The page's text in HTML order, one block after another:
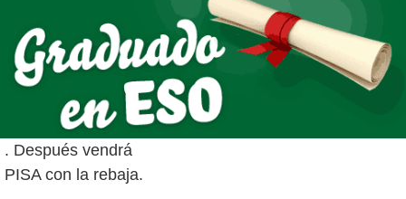
. Después vendrá
PISA con la rebaja.